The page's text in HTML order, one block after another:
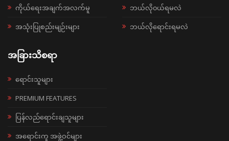
ကိုယ်ရေးအချက်အလက်မူ
အသုံးပြုစည်းမျဉ်းများ
ဘယ်လို၀ယ်ရမလဲ
ဘယ်လိုရောင်းရမလဲ
အခြားသိစရာ
ရောင်းသူများ
PREMIUM FEATURES
ပြန်လည်ရောင်းချသူများ
အရောင်းကူ အဖွဲ့ဝင်များ